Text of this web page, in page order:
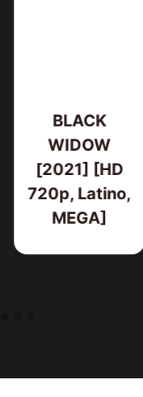
BLACK
WIDOW
[2021] [HD
720p, Latino,
MEGA]